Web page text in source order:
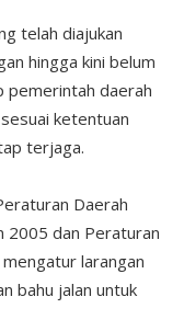
telah diajukan
hingga kini belum
pemerintah daerah
ketentuan
terjaga.
Daerah
2005 dan Peraturan
larangan
bahu jalan untuk